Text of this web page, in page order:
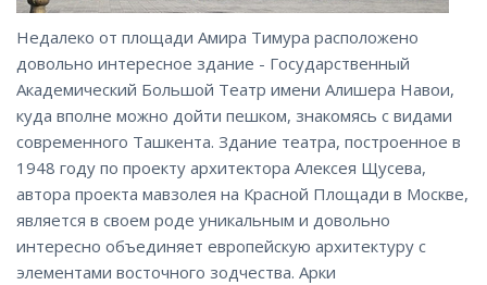
Недалеко от площади Амира Тимура расположено
довольно интересное здание - Государственный
Академический Большой Театр имени Алишера Навои,
куда вполне можно дойти пешком, знакомясь с видами
современного Ташкента. Здание театра, построенное в
1948 году по проекту архитектора Алексея Щусева,
автора проекта мавзолея на Красной Площади в Москве,
является в своем роде уникальным и довольно
интересно объединяет европейскую архитектуру с
элементами восточного зодчества. Арки